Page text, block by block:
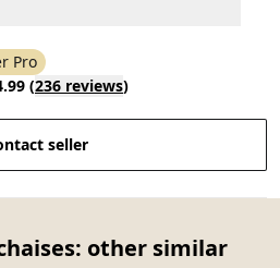
Pro
(236 reviews)
seller
other similar